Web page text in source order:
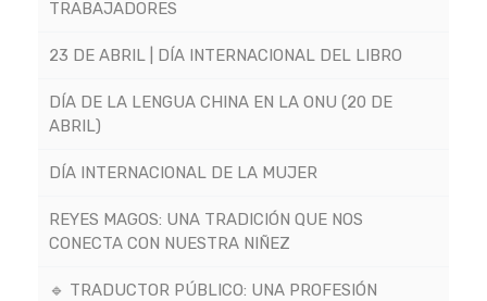
TRABAJADORES
23 DE ABRIL | DÍA INTERNACIONAL DEL LIBRO
DÍA DE LA LENGUA CHINA EN LA ONU (20 DE
ABRIL)
DÍA INTERNACIONAL DE LA MUJER
REYES MAGOS: UNA TRADICIÓN QUE NOS
CONECTA CON NUESTRA NIÑEZ
🔹 TRADUCTOR PÚBLICO: UNA PROFESIÓN